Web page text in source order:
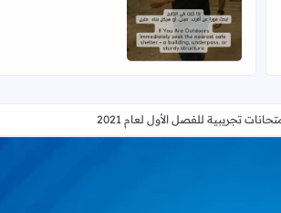
تجريبية للفصل الأول لعام 2021